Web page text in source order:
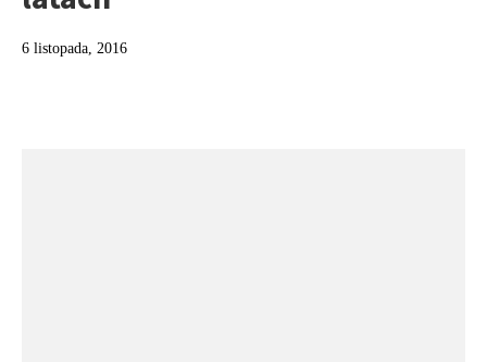
6 listopada, 2016